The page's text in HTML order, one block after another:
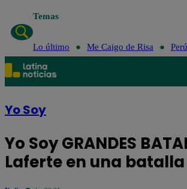
Temas
Lo último Me Caigo de Risa
Yo Soy
Yo Soy GRANDES
Laferte en una